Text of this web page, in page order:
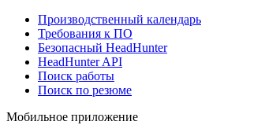
Производственный календарь
Требования к ПО
Безопасный HeadHunter
HeadHunter API
Поиск работы
Поиск по резюме
Мобильное приложение